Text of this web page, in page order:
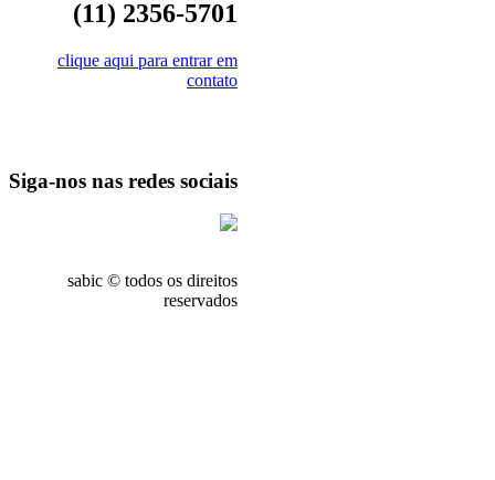
(11) 2356-5701
clique aqui para entrar em
contato
Siga-nos nas redes sociais
sabic © todos os direitos
reservados